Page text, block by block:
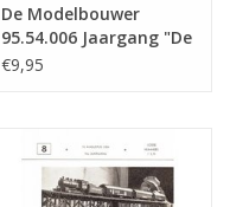
De Modelbouwer
95.54.006 Jaargang "De
Modelbouwer" Editie :
€9,95